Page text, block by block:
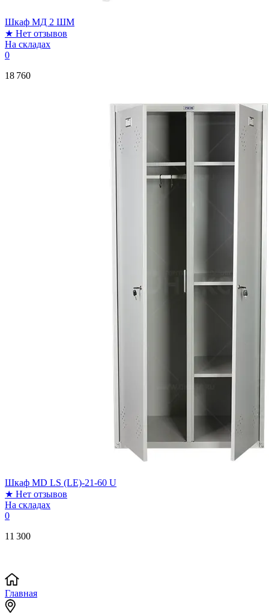
Шкаф МД 2 ШМ
★ Нет отзывов
На складах
0
18 760
Шкаф MD LS (LE)-21-60 U
★ Нет отзывов
На складах
0
11 300
Главная